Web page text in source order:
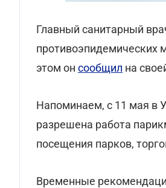
Главный санитарный
противоэпидемических
этом он сообщил на
Напоминаем, с 11 мая в
разрешена работа
посещения парков,
Временные